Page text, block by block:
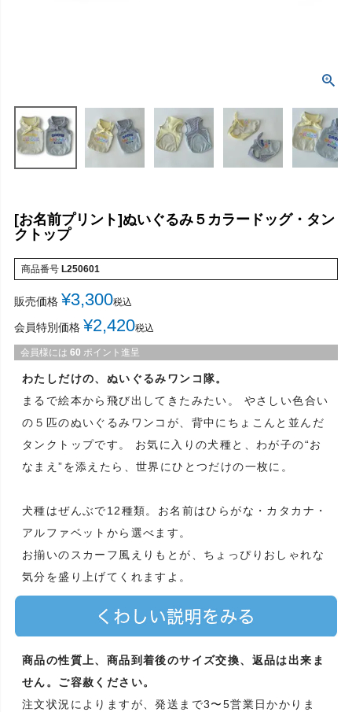
[お名前プリント]ぬいぐるみ５カラードッグ・タン
クトップ
商品番号 L250601
販売価格 ¥3,300税込
会員特別価格 ¥2,420税込
会員様には 60 ポイント進呈
わたしだけの、ぬいぐるみワンコ隊。
まるで絵本から飛び出してきたみたい。 やさしい色合い
の５匹のぬいぐるみワンコが、背中にちょこんと並んだ
タンクトップです。 お気に入りの犬種と、わが子の“お
なまえ”を添えたら、世界にひとつだけの一枚に。
犬種はぜんぶで12種類。お名前はひらがな・カタカナ・
アルファベットから選べます。
お揃いのスカーフ風えりもとが、ちょっぴりおしゃれな
気分を盛り上げてくれますよ。
商品の性質上、商品到着後のサイズ交換、返品は出来ま
せん。ご容赦ください。
注文状況によりますが、発送まで3〜5営業日かかりま